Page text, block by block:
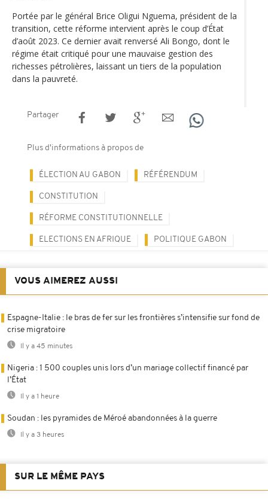
Portée par le général Brice Oligui Nguema, président de la
transition, cette réforme intervient après le coup d’État
d’août 2023. Ce dernier avait renversé Ali Bongo, dont le
régime était critiqué pour une mauvaise gestion des
richesses pétrolières, laissant un tiers de la population
dans la pauvreté.
Partager
Plus d'informations à propos de
ÉLECTION AU GABON RÉFÉRENDUM
CONSTITUTION
RÉFORME CONSTITUTIONNELLE
ELECTIONS EN AFRIQUE POLITIQUE GABON
VOUS AIMEREZ AUSSI
Espagne-Italie : le bras de fer sur les frontières s’intensifie sur fond de
crise migratoire
Il y a 45 minutes
Nigeria : 1 500 couples unis lors d’un mariage collectif financé par
l’État
Il y a 1 heure
Soudan : les pyramides de Méroé abandonnées à la guerre
Il y a 3 heures
SUR LE MÊME PAYS